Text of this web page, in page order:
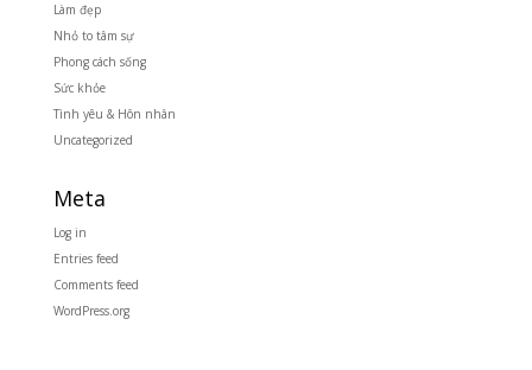
Làm đẹp
Nhỏ to tâm sự
Phong cách sống
Sức khỏe
Tình yêu & Hôn nhân
Uncategorized
Meta
Log in
Entries feed
Comments feed
WordPress.org